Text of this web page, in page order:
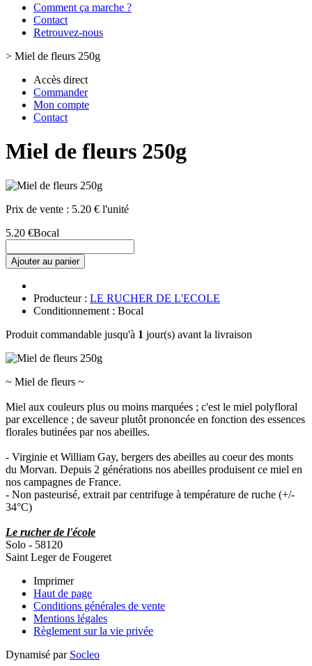
Comment ça marche ?
Contact
Retrouvez-nous
> Miel de fleurs 250g
Accès direct
Commander
Mon compte
Contact
Miel de fleurs 250g
Prix de vente : 5.20 € l'unité
5.20 €Bocal
Ajouter au panier
Producteur : LE RUCHER DE L'ECOLE
Conditionnement : Bocal
Produit commandable jusqu'à 1 jour(s) avant la livraison
~ Miel de fleurs ~
Miel aux couleurs plus ou moins marquées ; c'est le miel polyfloral
par excellence ; de saveur plutôt prononcée en fonction des essences
florales butinées par nos abeilles.
- Virginie et William Gay, bergers des abeilles au coeur des monts
du Morvan. Depuis 2 générations nos abeilles produisent ce miel en
nos campagnes de France.
- Non pasteurisé, extrait par centrifuge à température de ruche (+/-
34°C)
Le rucher de l'école
Solo - 58120
Saint Leger de Fougeret
Imprimer
Haut de page
Conditions générales de vente
Mentions légales
Règlement sur la vie privée
Dynamisé par Socleo